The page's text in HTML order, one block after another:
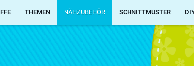
THEMEN NÄHZUBEHÖR SCHNITTMUSTER